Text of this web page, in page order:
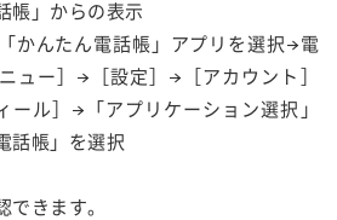
帳」からの表示
かんたん電話帳」アプリを選択→電
ュー］→［設定］→［アカウント］
ール］→「アプリケーション選択」
話帳」を選択
できます。